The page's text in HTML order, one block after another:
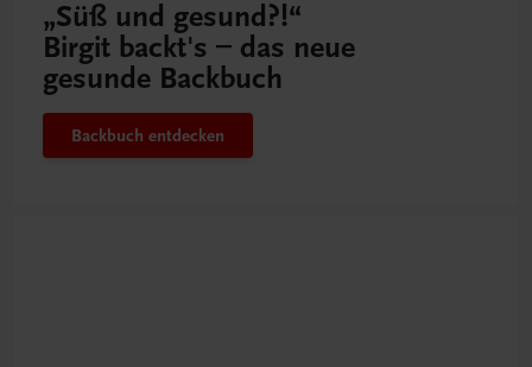
„Süß und gesund?!“
Birgit backt's – das neue
gesunde Backbuch
Backbuch entdecken